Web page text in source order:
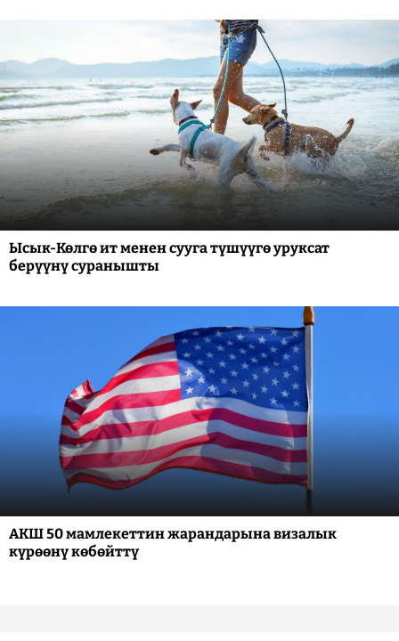
Ысык-Көлгө ит менен сууга түшүүгө уруксат
берүүнү суранышты
АКШ 50 мамлекеттин жарандарына визалык
күрөөнү көбөйттү